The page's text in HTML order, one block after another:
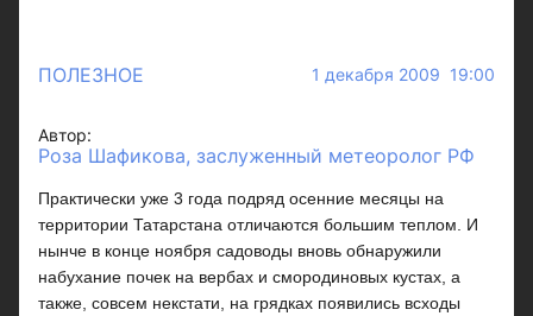
ПОЛЕЗНОЕ 1 декабря 2009 19:00
Автор:
Роза Шафикова, заслуженный метеоролог РФ
Практически уже 3 года подряд осенние месяцы на
территории Татарстана отличаются большим теплом. И
нынче в конце ноября садоводы вновь обнаружили
набухание почек на вербах и смородиновых кустах, а
также, совсем некстати, на грядках появились всходы